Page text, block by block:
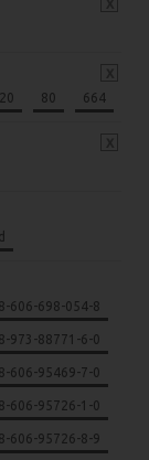
80 664
606-698-054-8
973-88771-6-0
606-95469-7-0
606-95726-1-0
606-95726-8-9